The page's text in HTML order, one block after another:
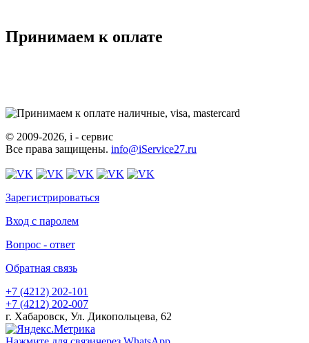
Принимаем к оплате
© 2009-2026, i - сервис
Все права защищены. info@iService27.ru
Зарегистрироваться
Вход с паролем
Вопрос - ответ
Обратная связь
+7 (4212) 202-101
+7 (4212) 202-007
г. Хабаровск, Ул. Дикопольцева, 62